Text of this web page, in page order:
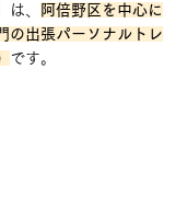
は、
阿倍野区を中心に
の出張パーソナルトレ
です。